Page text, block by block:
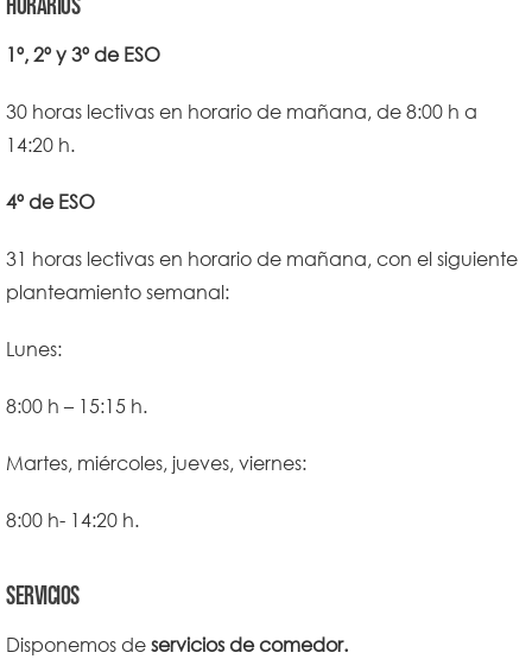
HORARIOS
1º, 2º y 3º de ESO
30 horas lectivas en horario de mañana, de 8:00 h a
14:20 h.
4º de ESO
31 horas lectivas en horario de mañana, con el siguiente
planteamiento semanal:
Lunes:
8:00 h – 15:15 h.
Martes, miércoles, jueves, viernes:
8:00 h- 14:20 h.
SERVICIOS
Disponemos deservicios de comedor.